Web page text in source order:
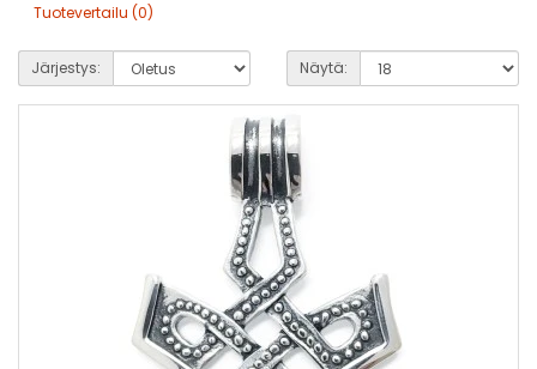
Tuotevertailu (0)
Järjestys: Näytä: